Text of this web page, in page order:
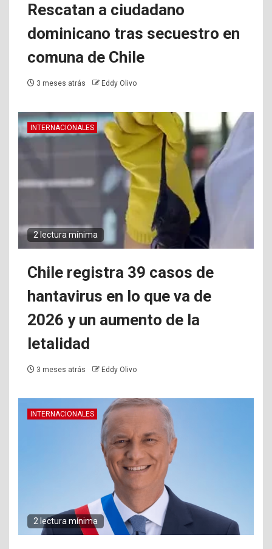
Rescatan a ciudadano
dominicano tras secuestro en
comuna de Chile
3 meses atrás Eddy Olivo
INTERNACIONALES
2 lectura mínima
Chile registra 39 casos de
hantavirus en lo que va de
2026 y un aumento de la
letalidad
3 meses atrás Eddy Olivo
INTERNACIONALES
2 lectura mínima